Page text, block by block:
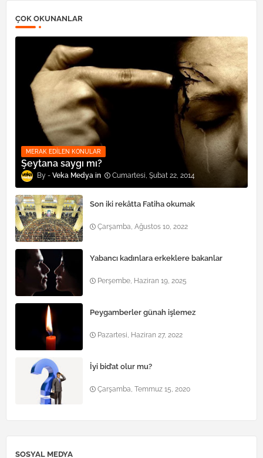
ÇOK OKUNANLAR
MERAK EDILEN KONULAR
Şeytana saygı mı?
Veka Medya Cumartesi, Şubat 22, 2014
Son iki rekâtta Fatiha okumak
Çarşamba, Ağustos 10, 2022
Yabancı kadınlara erkeklere bakanlar
Perşembe, Haziran 19, 2025
Peygamberler günah işlemez
Pazartesi, Haziran 27, 2022
İyi bid’at olur mu?
Çarşamba, Temmuz 15, 2020
SOSYAL MEDYA